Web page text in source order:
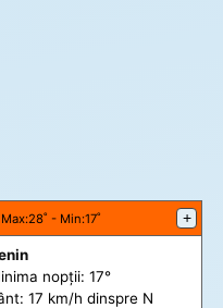
Max:28˚ - Min:17˚ +
nopții: 17°
17 km/h dinspre N